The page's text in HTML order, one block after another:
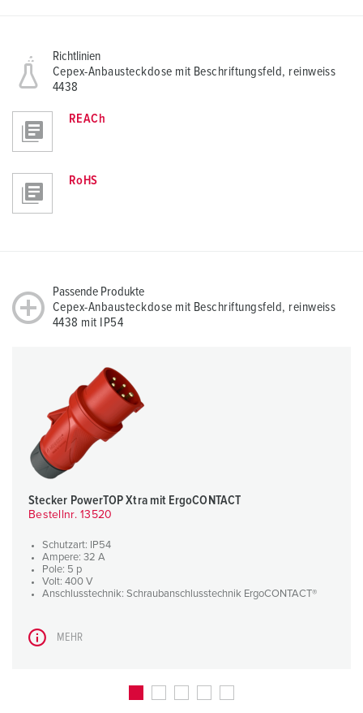
Richtlinien
Cepex-Anbausteckdose mit Beschriftungsfeld, reinweiss
4438
REACh
RoHS
Passende Produkte
Cepex-Anbausteckdose mit Beschriftungsfeld, reinweiss
4438 mit IP54
Stecker PowerTOP Xtra mit ErgoCONTACT
Bestellnr. 13520
Schutzart: IP54
Ampere: 32 A
Pole: 5 p
Volt: 400 V
Anschlusstechnik: Schraubanschlusstechnik ErgoCONTACT®
MEHR